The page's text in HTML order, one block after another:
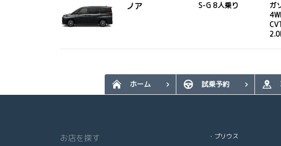
ノア S-G 8人乗り
ガ
ホーム 試乗予約
お店を探す
・プリウス